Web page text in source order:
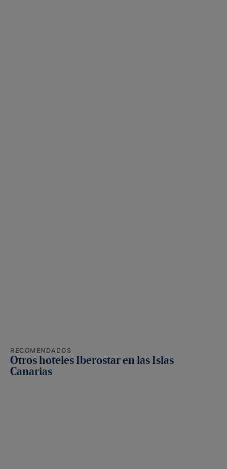
RECOMENDADOS
Otros hoteles Iberostar en las Islas
Canarias